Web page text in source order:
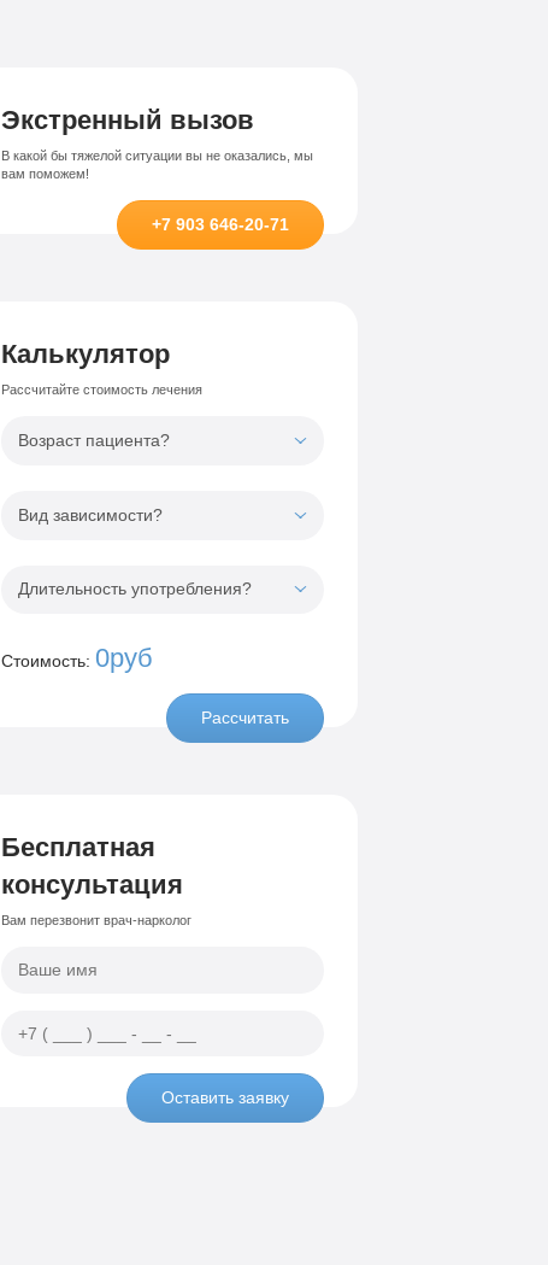
Экстренный вызов
В какой бы тяжелой ситуации вы не оказались, мы
вам поможем!
+7 903 646-20-71
Калькулятор
Рассчитайте стоимость лечения
Возраст пациента?
Вид зависимости?
Длительность употребления?
Стоимость: 0руб
Рассчитать
Бесплатная
консультация
Вам перезвонит врач-нарколог
Оставить заявку